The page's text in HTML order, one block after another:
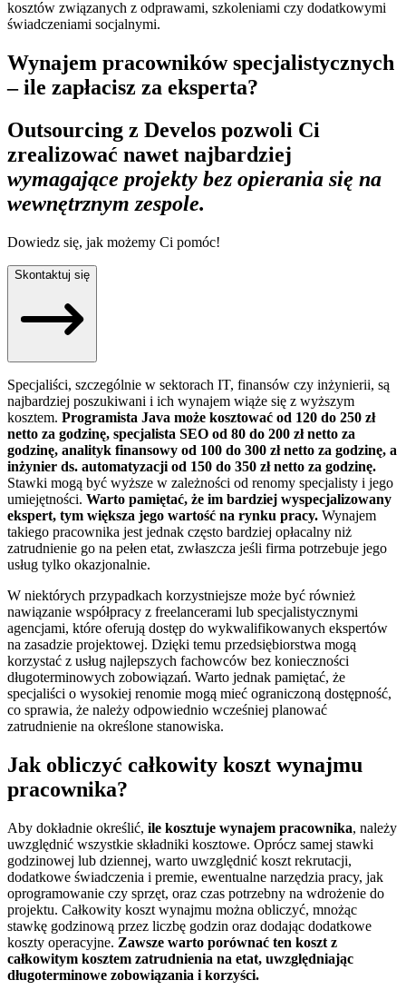
kosztów związanych z odprawami, szkoleniami czy dodatkowymi
świadczeniami socjalnymi.
Wynajem pracowników specjalistycznych
– ile zapłacisz za eksperta?
Outsourcing z Develos pozwoli Ci
zrealizować nawet najbardziej
wymagające projekty bez opierania się na
wewnętrznym zespole.
Dowiedz się, jak możemy Ci pomóc!
Skontaktuj się
Specjaliści, szczególnie w sektorach IT, finansów czy inżynierii, są
najbardziej poszukiwani i ich wynajem wiąże się z wyższym
kosztem. Programista Java może kosztować od 120 do 250 zł
netto za godzinę, specjalista SEO od 80 do 200 zł netto za
godzinę, analityk finansowy od 100 do 300 zł netto za godzinę, a
inżynier ds. automatyzacji od 150 do 350 zł netto za godzinę.
Stawki mogą być wyższe w zależności od renomy specjalisty i jego
umiejętności. Warto pamiętać, że im bardziej wyspecjalizowany
ekspert, tym większa jego wartość na rynku pracy. Wynajem
takiego pracownika jest jednak często bardziej opłacalny niż
zatrudnienie go na pełen etat, zwłaszcza jeśli firma potrzebuje jego
usług tylko okazjonalnie.
W niektórych przypadkach korzystniejsze może być również
nawiązanie współpracy z freelancerami lub specjalistycznymi
agencjami, które oferują dostęp do wykwalifikowanych ekspertów
na zasadzie projektowej. Dzięki temu przedsiębiorstwa mogą
korzystać z usług najlepszych fachowców bez konieczności
długoterminowych zobowiązań. Warto jednak pamiętać, że
specjaliści o wysokiej renomie mogą mieć ograniczoną dostępność,
co sprawia, że należy odpowiednio wcześniej planować
zatrudnienie na określone stanowiska.
Jak obliczyć całkowity koszt wynajmu
pracownika?
Aby dokładnie określić, ile kosztuje wynajem pracownika, należy
uwzględnić wszystkie składniki kosztowe. Oprócz samej stawki
godzinowej lub dziennej, warto uwzględnić koszt rekrutacji,
dodatkowe świadczenia i premie, ewentualne narzędzia pracy, jak
oprogramowanie czy sprzęt, oraz czas potrzebny na wdrożenie do
projektu. Całkowity koszt wynajmu można obliczyć, mnożąc
stawkę godzinową przez liczbę godzin oraz dodając dodatkowe
koszty operacyjne. Zawsze warto porównać ten koszt z
całkowitym kosztem zatrudnienia na etat, uwzględniając
długoterminowe zobowiązania i korzyści.